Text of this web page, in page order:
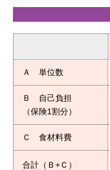
Ａ 単位数
Ｂ 自己負担
（保険1割分）
Ｃ 食材料費
合計（Ｂ+Ｃ）